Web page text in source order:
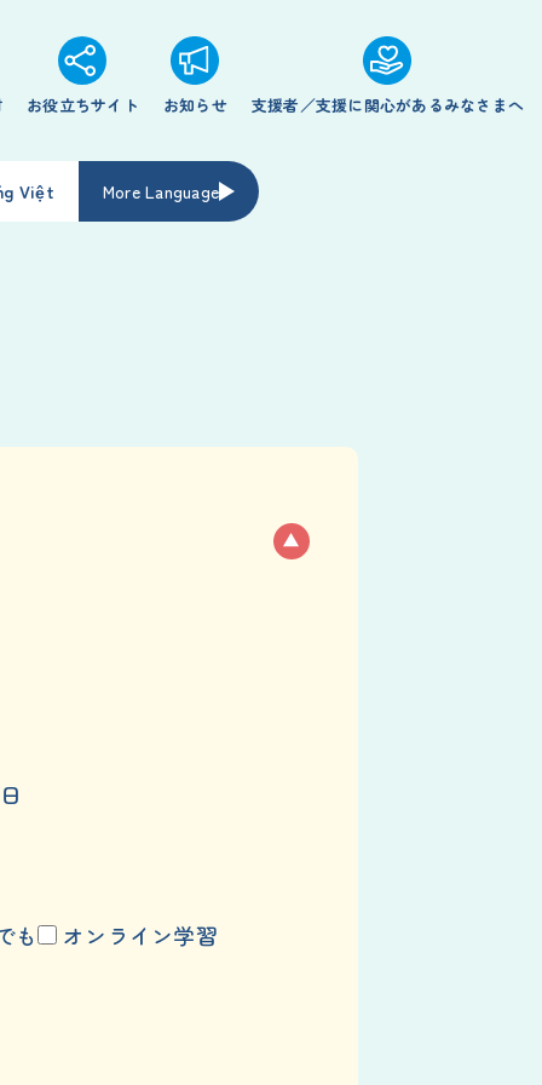
お役立ちサイト お知らせ 支援者／支援に関心があるみなさまへ
Việt More Language
も オンライン学習